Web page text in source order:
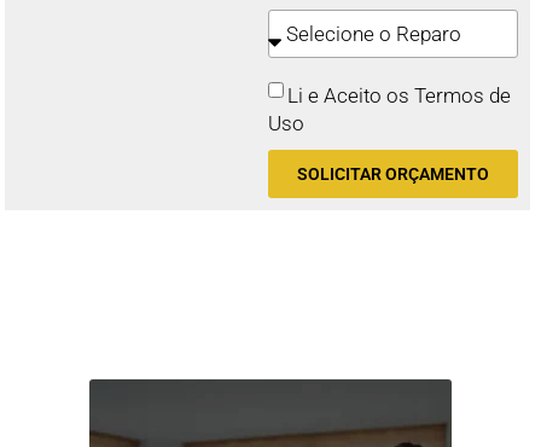
Li e Aceito os Termos de
Uso
SOLICITAR ORÇAMENTO